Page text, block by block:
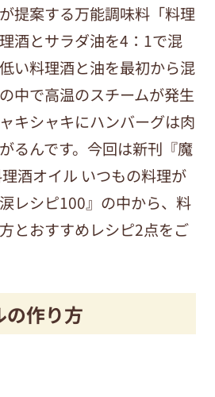
提案する万能調味料「料理
酒とサラダ油を4 ： 1で混
い料理酒と油を最初から混
中で高温のスチームが発生
キシャキにハンバーグは肉
るんです。今回は新刊『魔
酒オイル いつもの料理が
レシピ100』の中から、料
とおすすめレシピ2点をご
の作り方